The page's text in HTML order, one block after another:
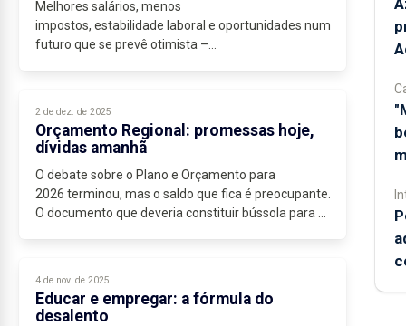
Melhores salários, menos
impostos, estabilidade laboral e oportunidades num
futuro que se prevê otimista –...
2 de dez. de 2025
Orçamento Regional: promessas hoje,
dívidas amanhã
O debate sobre o Plano e Orçamento para
2026 terminou, mas o saldo que fica é preocupante.
O documento que deveria constituir bússola para o
4 de nov. de 2025
Educar e empregar: a fórmula do
desalento